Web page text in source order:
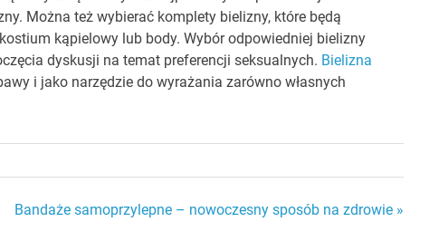
Można też wybierać komplety bielizny, które będą
kąpielowy lub body. Wybór odpowiedniej bielizny
dyskusji na temat preferencji seksualnych. Bielizna
i jako narzędzie do wyrażania zarówno własnych
Bandaże samoprzylepne – nowoczesny sposób na zdrowie »